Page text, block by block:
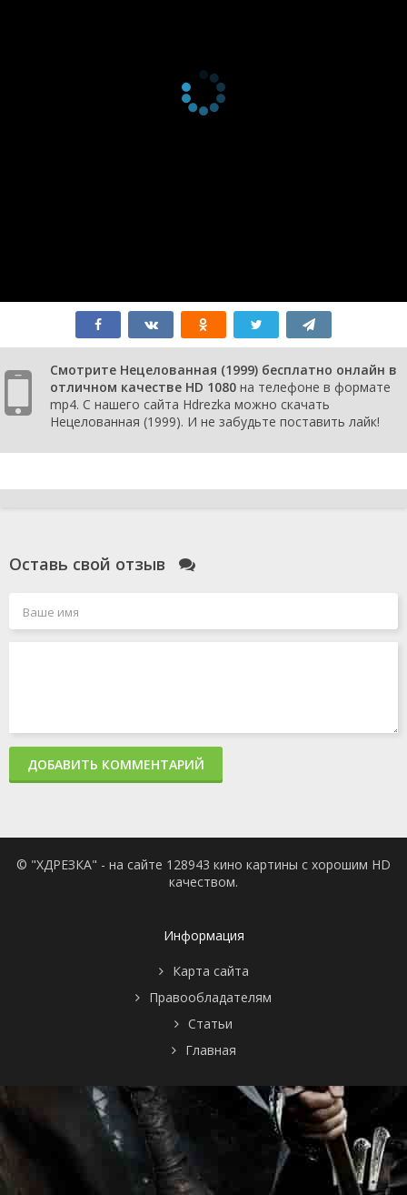
Смотрите Нецелованная (1999) бесплатно онлайн в
отличном качестве HD 1080 на телефоне в формате
mp4. С нашего сайта Hdrezka можно скачать
Нецелованная (1999). И не забудьте поставить лайк!
Оставь свой отзыв
ДОБАВИТЬ КОММЕНТАРИЙ
© "ХДРЕЗКА" - на сайте 128943 кино картины с хорошим HD
качеством.
Информация
Карта сайта
Правообладателям
Статьи
Главная